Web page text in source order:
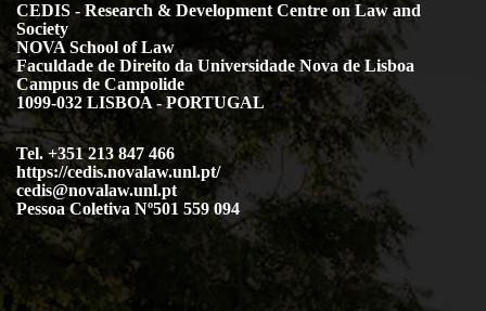
CEDIS - Research & Development Centre on Law and
Society
NOVA School of Law
Faculdade de Direito da Universidade Nova de Lisboa
Campus de Campolide
1099-032 LISBOA - PORTUGAL
Tel. +351 213 847 466
https://cedis.novalaw.unl.pt/
cedis@novalaw.unl.pt
Pessoa Coletiva Nº501 559 094